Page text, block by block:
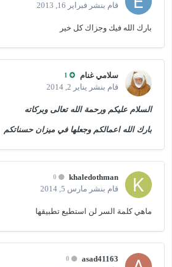
قام بنشر فبراير 16, 2013
بارك الله فيك وجزاك كل خير
سلامي غنام
قام بنشر يناير 2, 2014
السلام عليكم ورحمة الله تعالى وبركاته
بارك الله اعمالكم وجعلها في ميزان حسناتكم
khaledothman
قام بنشر مارس 5, 2014
ماهي كلمة السر لن استطيع تطبيقها
asad41163